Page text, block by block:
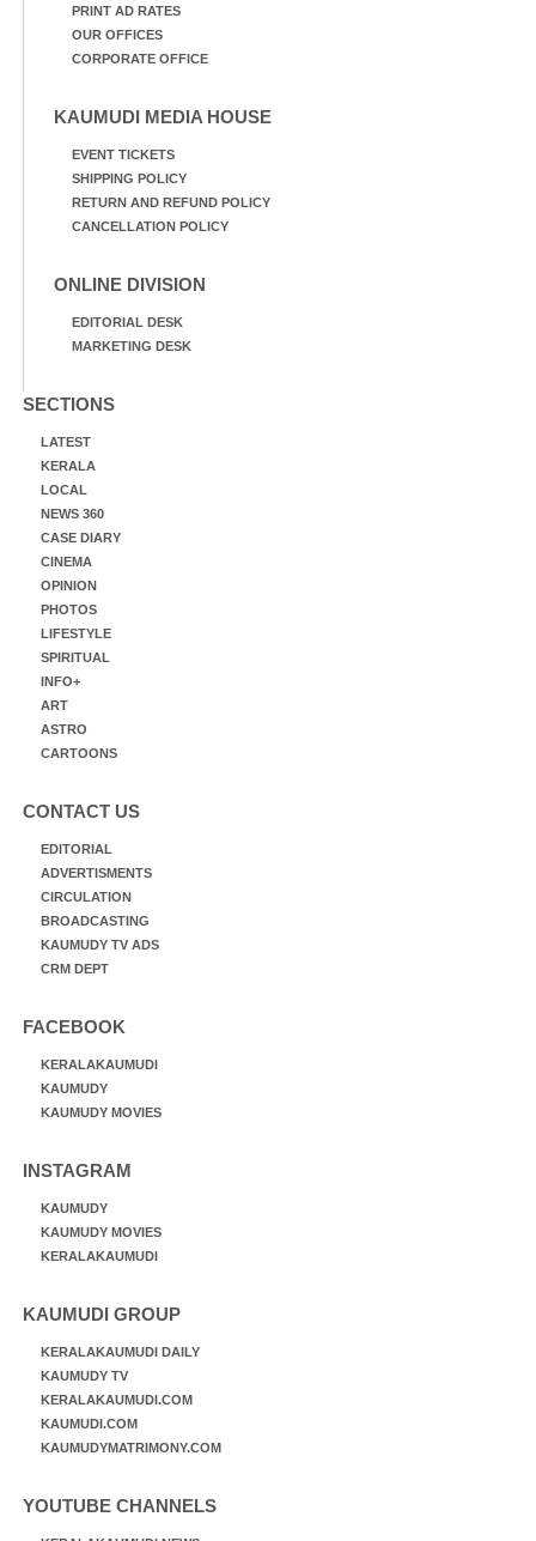
PRINT AD RATES
OUR OFFICES
CORPORATE OFFICE
KAUMUDI MEDIA HOUSE
EVENT TICKETS
SHIPPING POLICY
RETURN AND REFUND POLICY
CANCELLATION POLICY
ONLINE DIVISION
EDITORIAL DESK
MARKETING DESK
SECTIONS
LATEST
KERALA
LOCAL
NEWS 360
CASE DIARY
CINEMA
OPINION
PHOTOS
LIFESTYLE
SPIRITUAL
INFO+
ART
ASTRO
CARTOONS
CONTACT US
EDITORIAL
ADVERTISMENTS
CIRCULATION
BROADCASTING
KAUMUDY TV ADS
CRM DEPT
FACEBOOK
KERALAKAUMUDI
KAUMUDY
KAUMUDY MOVIES
INSTAGRAM
KAUMUDY
KAUMUDY MOVIES
KERALAKAUMUDI
KAUMUDI GROUP
KERALAKAUMUDI DAILY
KAUMUDY TV
KERALAKAUMUDI.COM
KAUMUDI.COM
KAUMUDYMATRIMONY.COM
YOUTUBE CHANNELS